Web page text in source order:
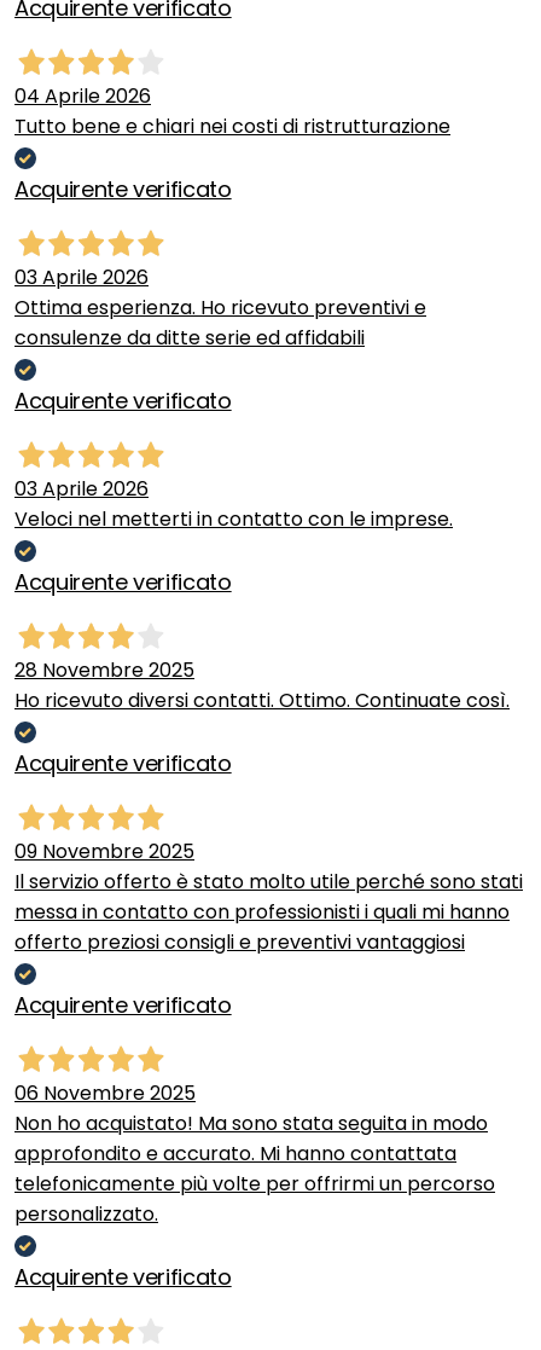
Acquirente verificato
04 Aprile 2026
Tutto bene e chiari nei costi di ristrutturazione
Acquirente verificato
03 Aprile 2026
Ottima esperienza. Ho ricevuto preventivi e
consulenze da ditte serie ed affidabili
Acquirente verificato
03 Aprile 2026
Veloci nel metterti in contatto con le imprese.
Acquirente verificato
28 Novembre 2025
Ho ricevuto diversi contatti. Ottimo. Continuate così.
Acquirente verificato
09 Novembre 2025
Il servizio offerto è stato molto utile perché sono stati
messa in contatto con professionisti i quali mi hanno
offerto preziosi consigli e preventivi vantaggiosi
Acquirente verificato
06 Novembre 2025
Non ho acquistato! Ma sono stata seguita in modo
approfondito e accurato. Mi hanno contattata
telefonicamente più volte per offrirmi un percorso
personalizzato.
Acquirente verificato